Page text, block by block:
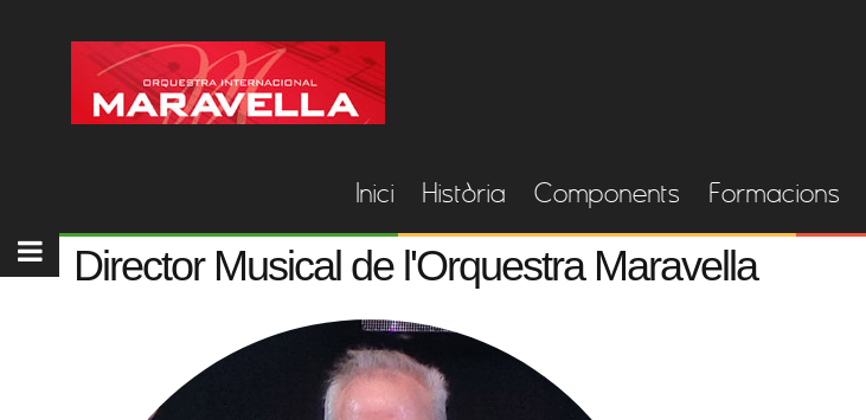
Inici Història Components Formacions
Director Musical de l'Orquestra Maravella